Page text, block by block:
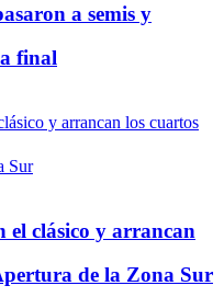
a semis y
final
el clásico y arrancan
de la Zona Sur